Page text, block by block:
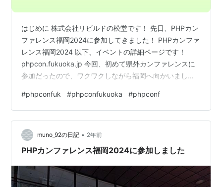
はじめに 株式会社リビルドの松堂です！ 先日、PHPカン
ファレンス福岡2024に参加してきました！ PHPカンファ
レンス福岡2024 以下、イベントの詳細ページです！
phpcon.fukuoka.jp 今回、初めて県外カンファレンスに
参加だったので、ワクワクしながら福岡へ向かいまし
PHPカンファレンス福岡2024・前日Meetup 6/22(土)
PHPカンファレンス福岡2024 6/23(日) 交流 【非公式】
PHPカンファレンス福岡2024・前日Meetup 初日の前日
Meetupでは、私自身もLT枠で登壇しましたー！ 前日M…
#phpconfuk #phpconfukuoka #phpconf
muno_92の日記 • 2年前
PHPカンファレンス福岡2024に参加しました